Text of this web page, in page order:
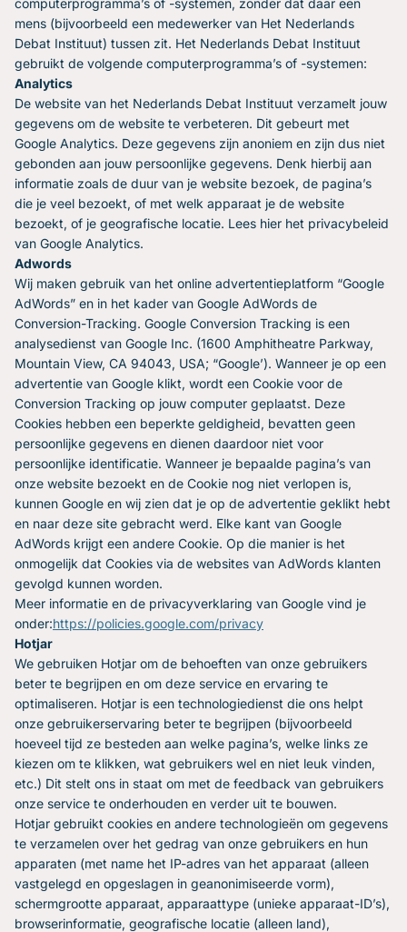
computerprogramma’s of -systemen, zonder dat daar een
mens (bijvoorbeeld een medewerker van Het Nederlands
Debat Instituut) tussen zit. Het Nederlands Debat Instituut
gebruikt de volgende computerprogramma’s of -systemen:
Analytics
De website van het Nederlands Debat Instituut verzamelt jouw
gegevens om de website te verbeteren. Dit gebeurt met
Google Analytics. Deze gegevens zijn anoniem en zijn dus niet
gebonden aan jouw persoonlijke gegevens. Denk hierbij aan
informatie zoals de duur van je website bezoek, de pagina’s
die je veel bezoekt, of met welk apparaat je de website
bezoekt, of je geografische locatie. Lees hier het privacybeleid
van Google Analytics.
Adwords
Wij maken gebruik van het online advertentieplatform “Google
AdWords” en in het kader van Google AdWords de
Conversion-Tracking. Google Conversion Tracking is een
analysedienst van Google Inc. (1600 Amphitheatre Parkway,
Mountain View, CA 94043, USA; “Google’). Wanneer je op een
advertentie van Google klikt, wordt een Cookie voor de
Conversion Tracking op jouw computer geplaatst. Deze
Cookies hebben een beperkte geldigheid, bevatten geen
persoonlijke gegevens en dienen daardoor niet voor
persoonlijke identificatie. Wanneer je bepaalde pagina’s van
onze website bezoekt en de Cookie nog niet verlopen is,
kunnen Google en wij zien dat je op de advertentie geklikt hebt
en naar deze site gebracht werd. Elke kant van Google
AdWords krijgt een andere Cookie. Op die manier is het
onmogelijk dat Cookies via de websites van AdWords klanten
gevolgd kunnen worden.
Meer informatie en de privacyverklaring van Google vind je
onder:https://policies.google.com/privacy
Hotjar
We gebruiken Hotjar om de behoeften van onze gebruikers
beter te begrijpen en om deze service en ervaring te
optimaliseren. Hotjar is een technologiedienst die ons helpt
onze gebruikerservaring beter te begrijpen (bijvoorbeeld
hoeveel tijd ze besteden aan welke pagina’s, welke links ze
kiezen om te klikken, wat gebruikers wel en niet leuk vinden,
etc.) Dit stelt ons in staat om met de feedback van gebruikers
onze service te onderhouden en verder uit te bouwen.
Hotjar gebruikt cookies en andere technologieën om gegevens
te verzamelen over het gedrag van onze gebruikers en hun
apparaten (met name het IP-adres van het apparaat (alleen
vastgelegd en opgeslagen in geanonimiseerde vorm),
schermgrootte apparaat, apparaattype (unieke apparaat-ID’s),
browserinformatie, geografische locatie (alleen land),